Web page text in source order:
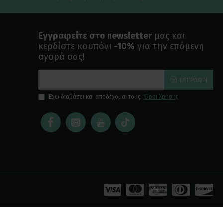
Εγγραφείτε στο newsletterμας και
κερδίστε κουπόνι -10% για την επόμενη
αγορά σας!
ΕΓΓΡΑΦΉ
Έχω διαβάσει και αποδέχομαι τους Όροι Χρήσης